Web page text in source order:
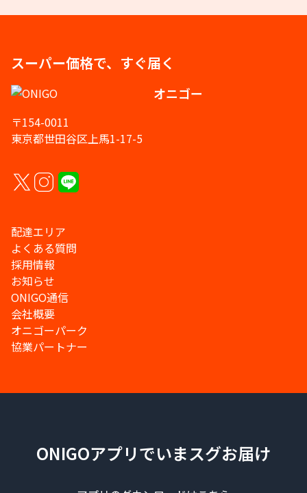
スーパー価格で、すぐ届く
オニゴー
〒154-0011
東京都世田谷区上馬1-17-5
配達エリア
よくある質問
採用情報
お知らせ
ONIGO通信
会社概要
オニゴーパーク
協業パートナー
ONIGOアプリでいまスグお届け